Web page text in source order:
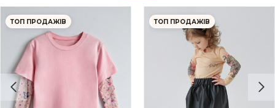
ТОП ПРОДАЖІВ ТОП ПРОДАЖІВ